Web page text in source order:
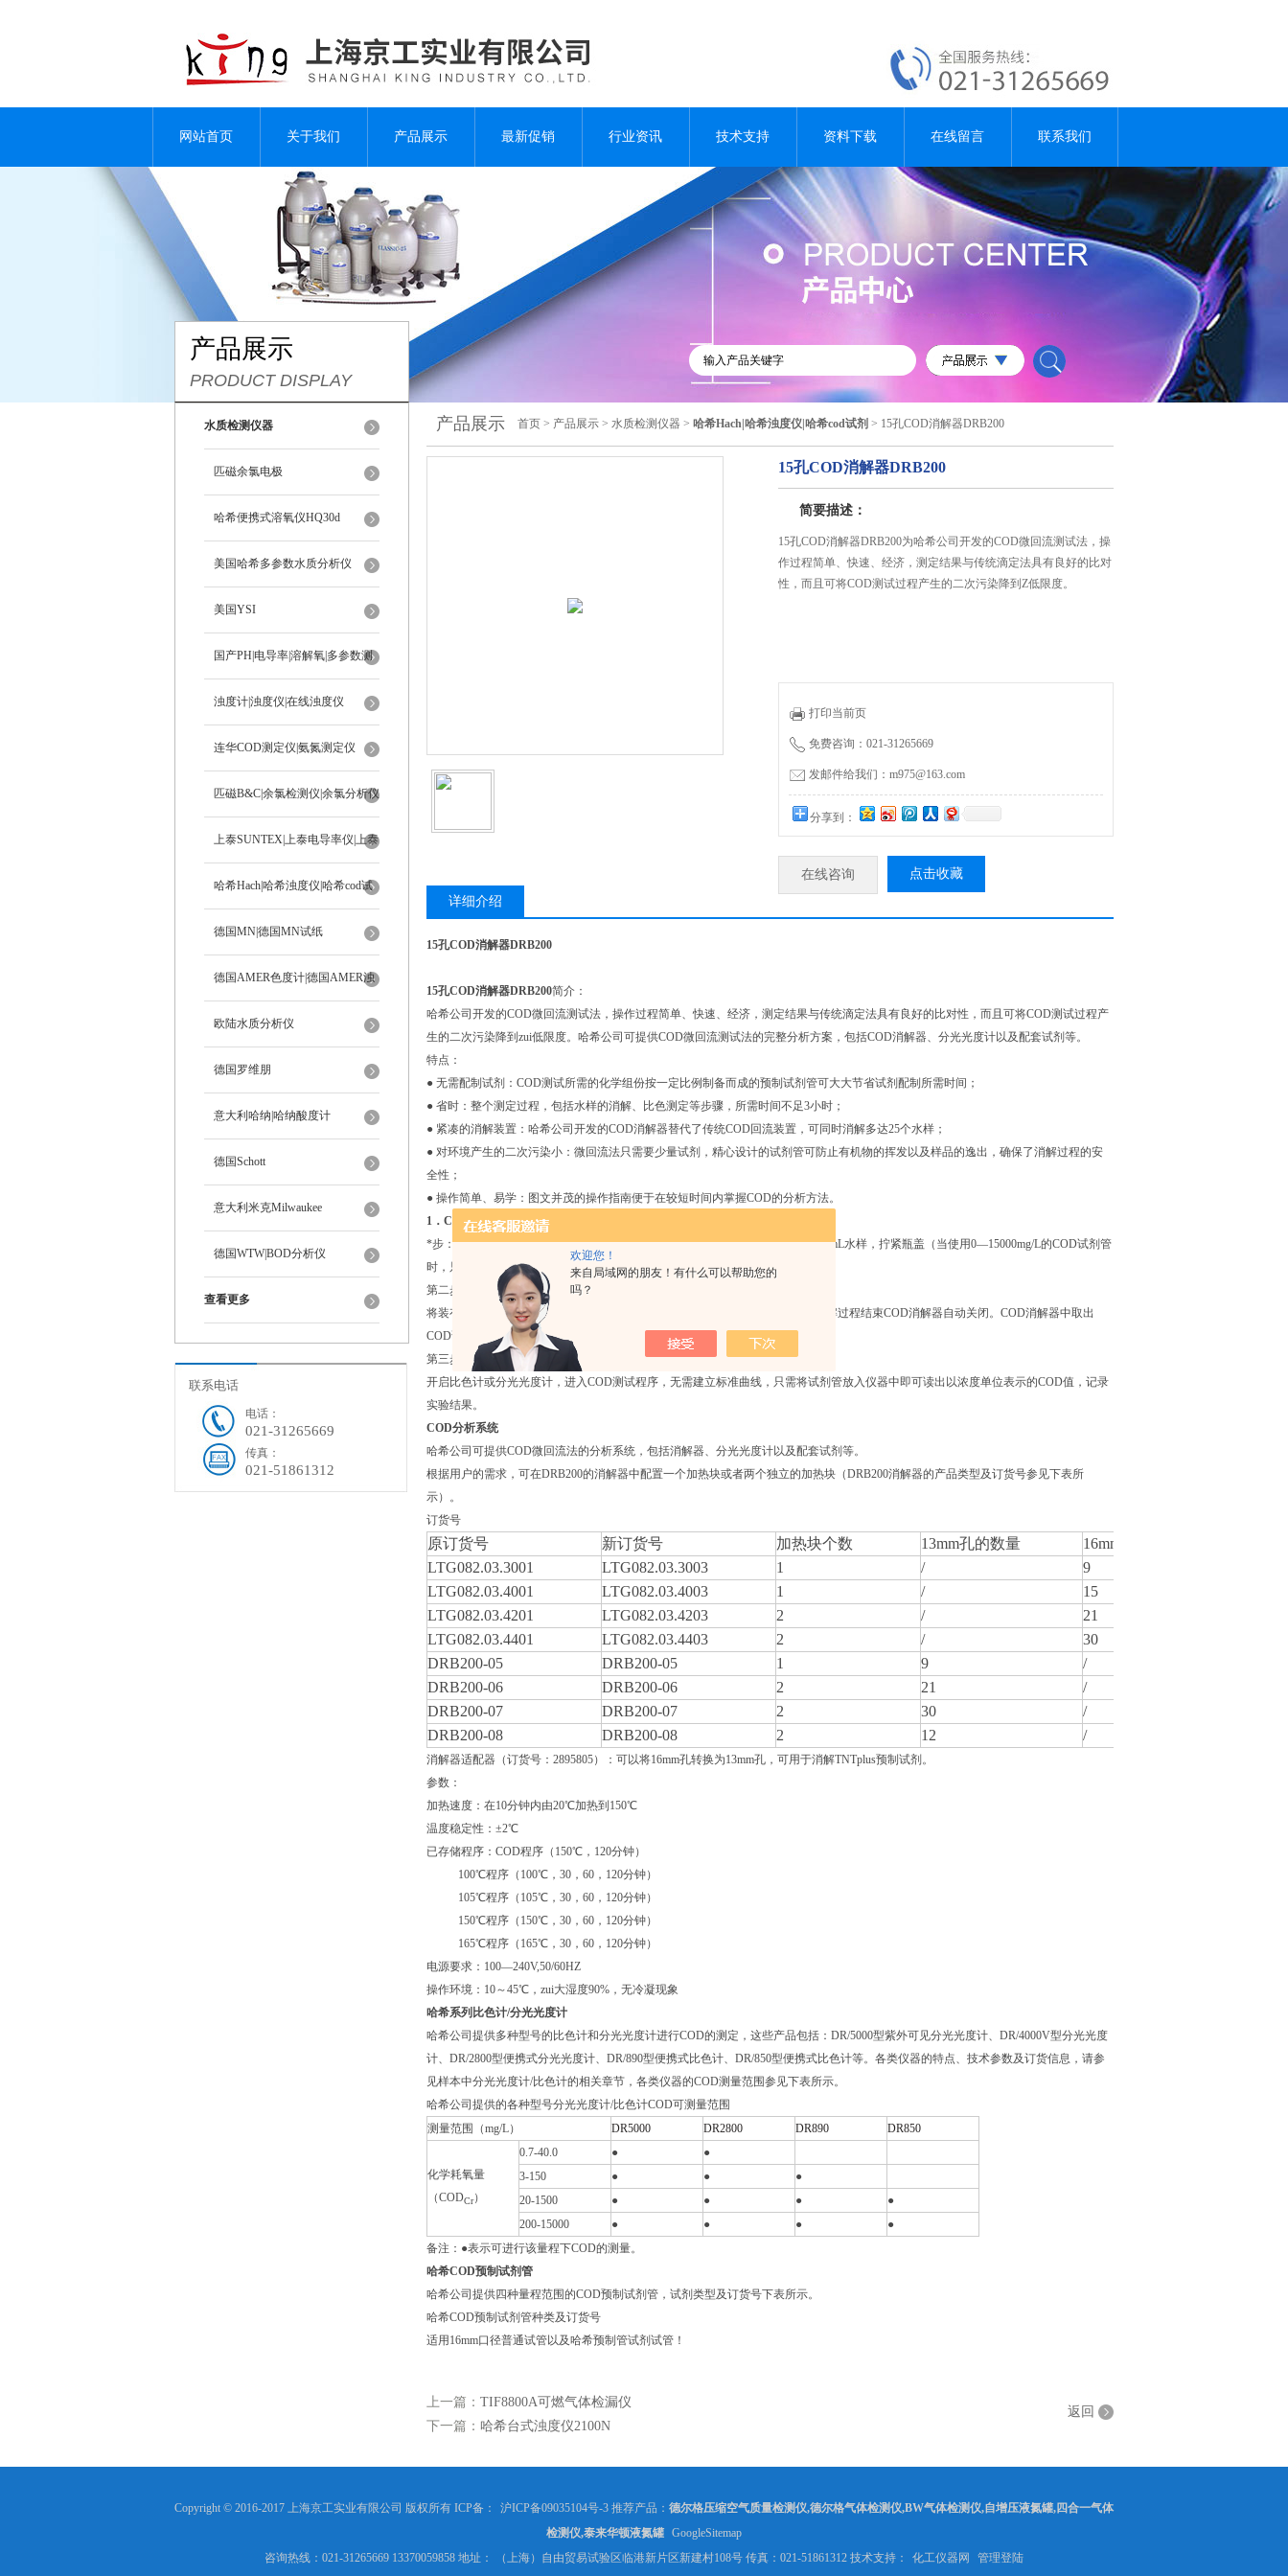
欢迎您！
来自局域网的朋友！有什么可以帮助您的
吗？
网站首页 关于我们 产品展示 最新促销 行业资讯 技术支持 资料下载 在线留言 联系我们
产品展示
PRODUCT DISPLAY
水质检测仪器
匹磁余氯电极
哈希便携式溶氧仪HQ30d
美国哈希多参数水质分析仪
美国YSI
国产PH|电导率|溶解氧|多参数测
定仪
浊度计|浊度仪|在线浊度仪
连华COD测定仪|氨氮测定仪
匹磁B&C|余氯检测仪|余氯分析仪
上泰SUNTEX|上泰电导率仪|上泰
ph计
哈希Hach|哈希浊度仪|哈希cod试
剂
德国MN|德国MN试纸
德国AMER色度计|德国AMER浊
度计
欧陆水质分析仪
德国罗维朋
意大利哈纳|哈纳酸度计
德国Schott
意大利米克Milwaukee
德国WTW|BOD分析仪
查看更多
联系电话
电话：
021-31265669
传真：
021-51861312
产品展示 首页 > 产品展示 > 水质检测仪器 > 哈希Hach|哈希浊度仪|哈希cod试剂 > 15孔COD消解器DRB200
15孔COD消解器DRB200
简要描述：
15孔COD消解器DRB200为哈希公司开发的COD微回流测试法，操
作过程简单、快速、经济，测定结果与传统滴定法具有良好的比对
性，而且可将COD测试过程产生的二次污染降到Z低限度。
打印当前页
免费咨询：021-31265669
发邮件给我们：m975@163.com
分享到：
在线咨询
点击收藏
详细介绍
15孔COD消解器DRB200
15孔COD消解器DRB200简介：
哈希公司开发的COD微回流测试法，操作过程简单、快速、经济，测定结果与传统滴定法具有良好的比对性，而且可将COD测试过程产
生的二次污染降到zui低限度。哈希公司可提供COD微回流测试法的完整分析方案，包括COD消解器、分光光度计以及配套试剂等。
特点：
● 无需配制试剂：COD测试所需的化学组份按一定比例制备而成的预制试剂管可大大节省试剂配制所需时间；
● 省时：整个测定过程，包括水样的消解、比色测定等步骤，所需时间不足3小时；
● 紧凑的消解装置：哈希公司开发的COD消解器替代了传统COD回流装置，可同时消解多达25个水样；
● 对环境产生的二次污染小：微回流法只需要少量试剂，精心设计的试剂管可防止有机物的挥发以及样品的逸出，确保了消解过程的安
全性；
● 操作简单、易学：图文并茂的操作指南便于在较短时间内掌握COD的分析方法。
1．COD微回流法分析步骤：
*步：试剂、水样的准备过程每支COD试剂管中有3mL试剂，拧开瓶盖后，加入2mL水样，拧紧瓶盖（当使用0―15000mg/L的COD试剂管
时，只需加入0.2mL 的水样）。
第二步：水样消解过
将装有水样的COD试管放入COD消解器中，150℃的条件下加热回流小时后，消解过程结束COD消解器自动关闭。COD消解器中取出
COD试剂管，冷却至室温。
第三步：COD比色法测定
开启比色计或分光光度计，进入COD测试程序，无需建立标准曲线，只需将试剂管放入仪器中即可读出以浓度单位表示的COD值，记录
实验结果。
COD分析系统
哈希公司可提供COD微回流法的分析系统，包括消解器、分光光度计以及配套试剂等。
根据用户的需求，可在DRB200的消解器中配置一个加热块或者两个独立的加热块（DRB200消解器的产品类型及订货号参见下表所
示）。
订货号
原订货号 新订货号 加热块个数 13mm孔的数量 16mm
LTG082.03.3001
LTG082.03.3003 1 / 9
LTG082.03.4001
LTG082.03.4003 1 / 15
LTG082.03.4201
LTG082.03.4203 2 / 21
LTG082.03.4401
LTG082.03.4403 2 / 30
DRB200-05
DRB200-05 1 9 /
DRB200-06
DRB200-06 2 21 /
DRB200-07
DRB200-07 2 30 /
DRB200-08
DRB200-08 2 12 /
消解器适配器（订货号：2895805）：可以将16mm孔转换为13mm孔，可用于消解TNTplus预制试剂。
参数：
加热速度：在10分钟内由20℃加热到150℃
温度稳定性：±2℃
已存储程序：COD程序（150℃，120分钟）
100℃程序（100℃，30，60，120分钟）
105℃程序（105℃，30，60，120分钟）
150℃程序（150℃，30，60，120分钟）
165℃程序（165℃，30，60，120分钟）
电源要求：100―240V,50/60HZ
操作环境：10～45℃，zui大湿度90%，无冷凝现象
哈希系列比色计/分光光度计
哈希公司提供多种型号的比色计和分光光度计进行COD的测定，这些产品包括：DR/5000型紫外可见分光光度计、DR/4000V型分光光度
计、DR/2800型便携式分光光度计、DR/890型便携式比色计、DR/850型便携式比色计等。各类仪器的特点、技术参数及订货信息，请参
见样本中分光光度计/比色计的相关章节，各类仪器的COD测量范围参见下表所示。
哈希公司提供的各种型号分光光度计/比色计COD可测量范围
测量范围（mg/L）
DR5000 DR2800 DR890 DR850
化学耗氧量
（CODCr）
0.7-40.0 ●
●
3-150
● ●
●
20-1500
● ● ●
●
200-15000
● ● ●
●
备注：●表示可进行该量程下COD的测量。
哈希COD预制试剂管
哈希公司提供四种量程范围的COD预制试剂管，试剂类型及订货号下表所示。
哈希COD预制试剂管种类及订货号
适用16mm口径普通试管以及哈希预制管试剂试管！
上一篇： TIF8800A可燃气体检漏仪
下一篇： 哈希台式浊度仪2100N
返回
Copyright © 2016-2017 上海京工实业有限公司 版权所有 ICP备： 沪ICP备09035104号-3 推荐产品： 德尔格压缩空气质量检测仪,德尔格气体检测仪,BW气体检测仪,自增压液氮罐,四合一气体
检测仪,泰来华顿液氮罐 GoogleSitemap
咨询热线：021-31265669 13370059858 地址： （上海）自由贸易试验区临港新片区新建村108号 传真：021-51861312 技术支持：
化工仪器网 管理登陆